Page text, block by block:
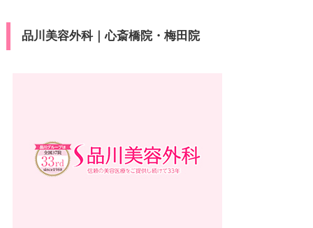
品川美容外科｜心斎橋院・梅田院